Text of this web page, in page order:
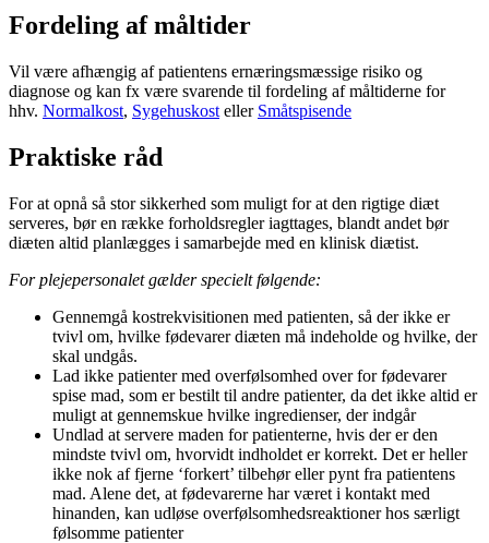
Fordeling af måltider
Vil være afhængig af patientens ernæringsmæssige risiko og
diagnose og kan fx være svarende til fordeling af måltiderne for
hhv. Normalkost, Sygehuskost eller Småtspisende
Praktiske råd
For at opnå så stor sikkerhed som muligt for at den rigtige diæt
serveres, bør en række forholdsregler iagttages, blandt andet bør
diæten altid planlægges i samarbejde med en klinisk diætist.
For plejepersonalet gælder specielt følgende:
Gennemgå kostrekvisitionen med patienten, så der ikke er
tvivl om, hvilke fødevarer diæten må indeholde og hvilke, der
skal undgås.
Lad ikke patienter med overfølsomhed over for fødevarer
spise mad, som er bestilt til andre patienter, da det ikke altid er
muligt at gennemskue hvilke ingredienser, der indgår
Undlad at servere maden for patienterne, hvis der er den
mindste tvivl om, hvorvidt indholdet er korrekt. Det er heller
ikke nok af fjerne ‘forkert’ tilbehør eller pynt fra patientens
mad. Alene det, at fødevarerne har været i kontakt med
hinanden, kan udløse overfølsomhedsreaktioner hos særligt
følsomme patienter